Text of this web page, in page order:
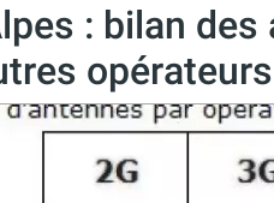
: bilan des
opérateurs